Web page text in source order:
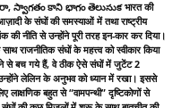
కాని భాగం తెలుసుక भारत की
के संघों की समस्याओं में तथा राष्ट्रीय
नीति से उन्होंने पूरी तरह इन-कार कर दिया।
राजनीतिक संघों के महत्त्व को स्वीकार किया
से बच गये हैं, वे ठीक ऐसे संघों में जुटेंट 2
लेलिन के अनुभव को ध्यान में रखा। इससे
लाक्षणिक बहुत से “वामपन्थी” दृष्टिकोणों से